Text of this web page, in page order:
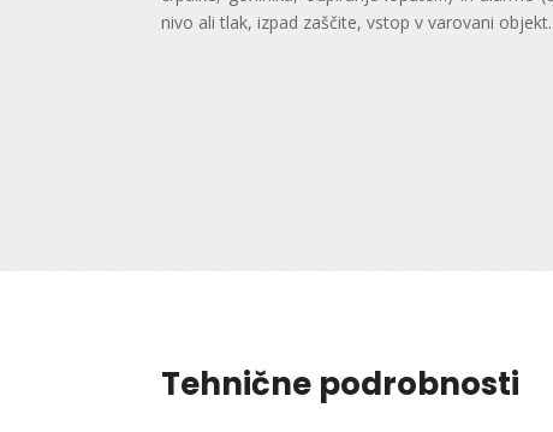
nivo ali tlak, izpad zaščite, vstop v varovani
Tehnične podrobnosti